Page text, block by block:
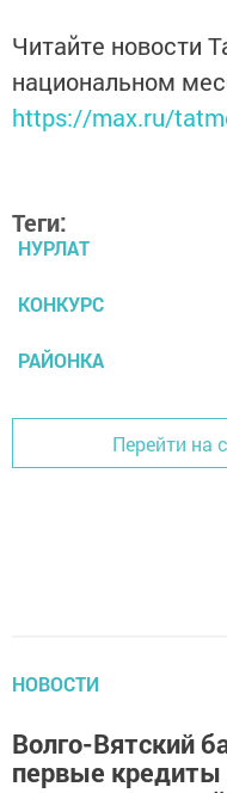
Читайте новости
национальном
https://max.ru/
Теги:
НУРЛАТ
КОНКУРС
РАЙОНКА
Перейти на
НОВОСТИ
Волго-Вятский
первые кредиты